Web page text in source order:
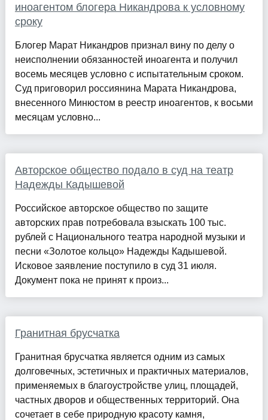
иноагентом блогера Никандрова к условному
сроку
Блогер Марат Никандров признал вину по делу о
неисполнении обязанностей иноагента и получил
восемь месяцев условно с испытательным сроком.
Суд приговорил россиянина Марата Никандрова,
внесенного Минюстом в реестр иноагентов, к восьми
месяцам условно...
Авторское общество подало в суд на театр
Надежды Кадышевой
Российское авторское общество по защите
авторских прав потребовала взыскать 100 тыс.
рублей с Национального театра народной музыки и
песни «Золотое кольцо» Надежды Кадышевой.
Исковое заявление поступило в суд 31 июля.
Документ пока не принят к произ...
Гранитная брусчатка
Гранитная брусчатка является одним из самых
долговечных, эстетичных и практичных материалов,
применяемых в благоустройстве улиц, площадей,
частных дворов и общественных территорий. Она
сочетает в себе природную красоту камня,